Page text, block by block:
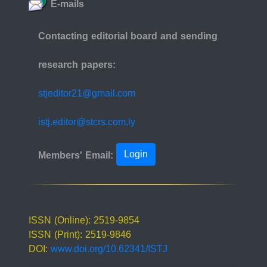
E-mails
Contacting editorial board and sending
research papers:
stjeditor21@gmail.com
istj.editor@stcrs.com.ly
Members' Email:
Login
ISSN (Online): 2519-9854
ISSN (Print): 2519-9846
DOI:www.doi.org/10.62341/ISTJ